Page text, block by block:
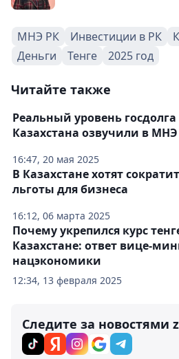
МНЭ РК Инвестиции в РК
Деньги
Тенге 2025 год
Читайте также
16:47, 20 мая 2025
Реальный уровень госдолга
Казахстана озвучили в МНЭ
16:12, 06 марта 2025
В Казахстане хотят
льготы для бизнеса
12:34, 13 февраля 2025
Почему укрепился курс
Казахстане: ответ вице-
нацэкономики
Следите за новостями